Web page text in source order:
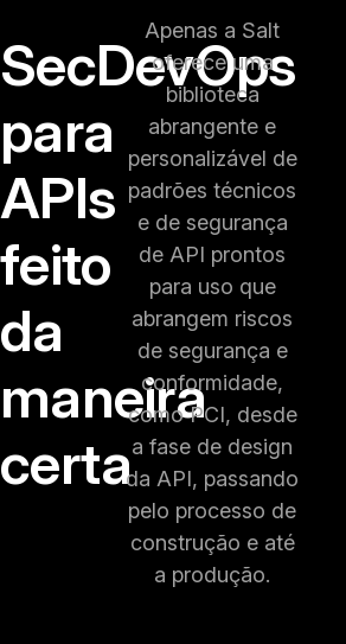
SecDevOps
para
APIs
feito
da
maneira
certa
Apenas a Salt
oferece uma
biblioteca
abrangente e
personalizável de
padrões técnicos
e de segurança
de API prontos
para uso que
abrangem riscos
de segurança e
conformidade,
como PCI, desde
a fase de design
da API, passando
pelo processo de
construção e até
a produção.